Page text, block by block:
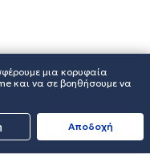
μια κορυφαία
και να σε βοηθήσουμε να
Aποδοχή